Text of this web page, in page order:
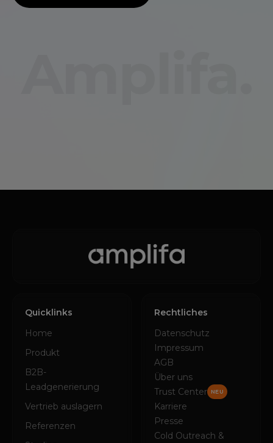
Quicklinks
Home
Produkt
B2B-
Leadgenerierung
Vertrieb auslagern
Referenzen
Rechtliches
Datenschutz
Impressum
AGB
Über uns
Trust Center
NEU
Karriere
Presse
Cold Outreach &